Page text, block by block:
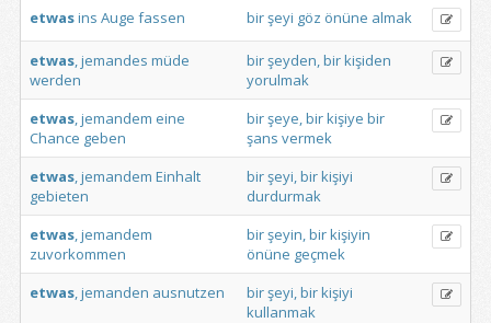
etwasins Auge fassen birşeyi göz önüne almak
etwas,jemandes müde
werden
birşeyden,birkişiden
yorulmak
etwas,jemandem eine
Chance geben
birşeye,birkişiye bir
şans vermek
etwas,jemandem Einhalt
gebieten
birşeyi,birkişiyi
durdurmak
etwas,jemandem
zuvorkommen
birşeyin,birkişiyin
önüne geçmek
etwas,jemanden ausnutzen birşeyi,birkişiyi
kullanmak